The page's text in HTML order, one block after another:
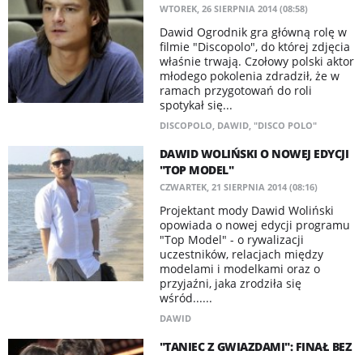
WTOREK, 26 SIERPNIA 2014 (08:58)
Dawid Ogrodnik gra główną rolę w
filmie "Discopolo", do której zdjęcia
właśnie trwają. Czołowy polski aktor
młodego pokolenia zdradził, że w
ramach przygotowań do roli
spotykał się...
DISCOPOLO, DAWID, "DISCO POLO"
DAWID WOLIŃSKI O NOWEJ EDYCJI
"TOP MODEL"
CZWARTEK, 21 SIERPNIA 2014 (08:16)
Projektant mody Dawid Woliński
opowiada o nowej edycji programu
"Top Model" - o rywalizacji
uczestników, relacjach między
modelami i modelkami oraz o
przyjaźni, jaka zrodziła się
wśród......
DAWID
"TANIEC Z GWIAZDAMI": FINAŁ BEZ